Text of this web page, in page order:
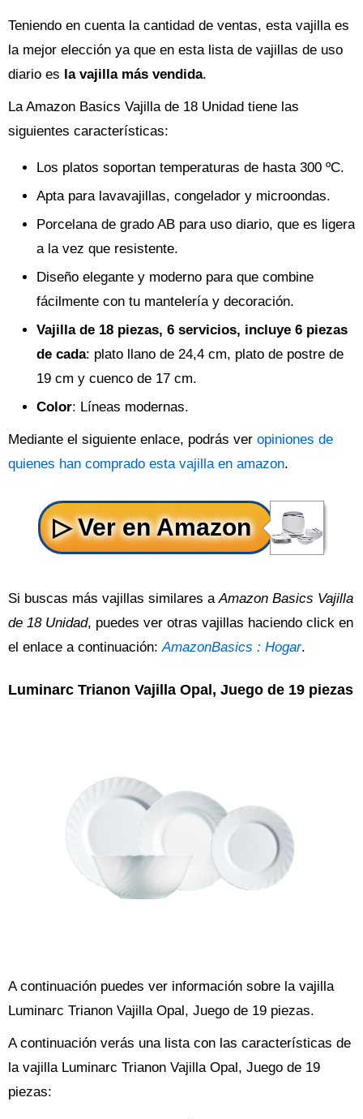
Teniendo en cuenta la cantidad de ventas, esta vajilla es
la mejor elección ya que en esta lista de vajillas de uso
diario es la vajilla más vendida.
La Amazon Basics Vajilla de 18 Unidad tiene las
siguientes características:
Los platos soportan temperaturas de hasta 300 ºC.
Apta para lavavajillas, congelador y microondas.
Porcelana de grado AB para uso diario, que es ligera
a la vez que resistente.
Diseño elegante y moderno para que combine
fácilmente con tu mantelería y decoración.
Vajilla de 18 piezas, 6 servicios, incluye 6 piezas
de cada: plato llano de 24,4 cm, plato de postre de
19 cm y cuenco de 17 cm.
Color: Líneas modernas.
Mediante el siguiente enlace, podrás ver opiniones de
quienes han comprado esta vajilla en amazon.
Si buscas más vajillas similares aAmazon Basics Vajilla
de 18 Unidad, puedes ver otras vajillas haciendo click en
el enlace a continuación:AmazonBasics : Hogar.
Luminarc Trianon Vajilla Opal, Juego de 19 piezas
A continuación puedes ver información sobre la vajilla
Luminarc Trianon Vajilla Opal, Juego de 19 piezas.
A continuación verás una lista con las características de
la vajilla Luminarc Trianon Vajilla Opal, Juego de 19
piezas: